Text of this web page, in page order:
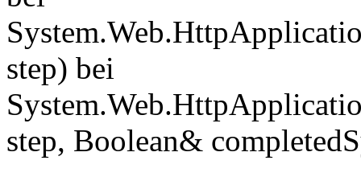
step) bei
step, Boolean&